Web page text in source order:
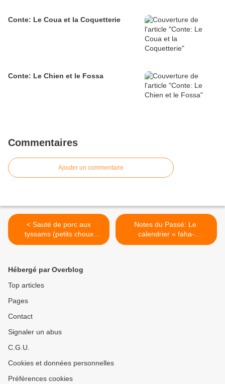
Conte: Le Coua et la Coquetterie
Conte: Le Chien et le Fossa
Commentaires
Ajouter un commentaire
< Sauté de porc aux
tyssams (petits choux
chinois) Henakisoa sy
Notes du Passé: Le
calendrier « faha-
Vazimba » d’origine
Hébergé par Overblog
Top articles
Pages
Contact
Signaler un abus
C.G.U.
Cookies et données personnelles
Préférences cookies